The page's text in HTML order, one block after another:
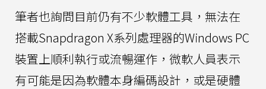
筆者也詢問目前仍有不少軟體工具，無法在
搭載Snapdragon X系列處理器的Windows PC
裝置上順利執行或流暢運作，微軟人員表示
有可能是因為軟體本身編碼設計，或是硬體